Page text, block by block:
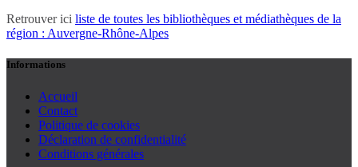
Retrouver ici liste de toutes les bibliothèques et médiathèques de la
région : Auvergne-Rhône-Alpes
Informations
Accueil
Contact
Politique de cookies
Déclaration de confidentialité
Conditions générales